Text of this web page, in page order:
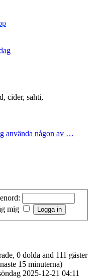
cider, sahti,
använda någon av …
mig
0 dolda and 111 gäster
15 minuterna)
2025-12-21 04:11